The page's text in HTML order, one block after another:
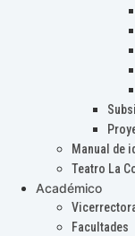
Manual de
Teatro La
Académico
Facultades